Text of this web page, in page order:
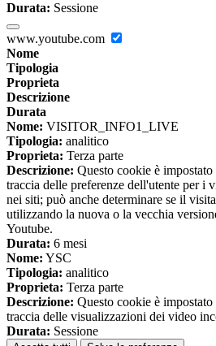
Durata: Sessione
www.youtube.com
Nome
Tipologia
Proprieta
Descrizione
Durata
Nome: VISITOR_INFO1_LIVE
Tipologia: analitico
Proprieta: Terza parte
Descrizione: Questo cookie è
traccia delle preferenze dell'utente per i
nei siti; può anche determinare se il
utilizzando la nuova o la vecchia
Youtube.
Durata: 6 mesi
Nome: YSC
Tipologia: analitico
Proprieta: Terza parte
Descrizione: Questo cookie è
traccia delle visualizzazioni dei video
Durata: Sessione